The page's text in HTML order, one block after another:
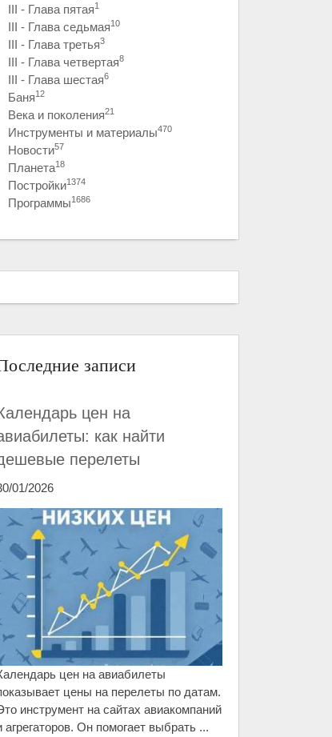
III - Глава пятая1
III - Глава седьмая10
III - Глава третья3
III - Глава четвертая8
III - Глава шестая6
Баня12
Века и поколения21
Инструменты и материалы470
Новости57
Планета18
Постройки1374
Программы1686
записи
цен на
как найти
перелеты
01/2026
цен на авиабилеты
цены на перелеты по датам.
инструмент на сайтах авиакомпаний
агрегаторов. Он помогает выбрать ...